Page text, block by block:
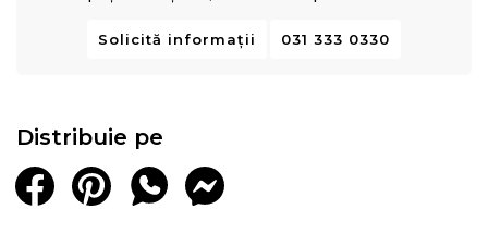
Solicită informații 031 333 0330
Distribuie pe